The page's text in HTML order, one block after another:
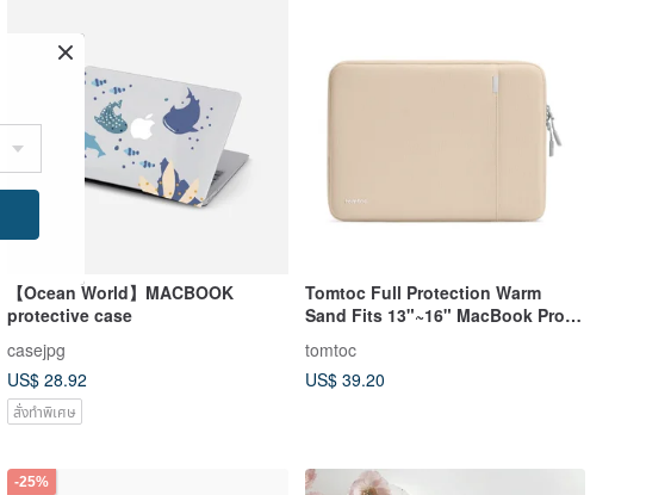
【Ocean World】MACBOOK
protective case
casejpg
US$ 28.92
สั่งทำพิเศษ
Tomtoc Full Protection Warm
Sand Fits 13"~16" MacBook Pro,
tomtoc
US$ 39.20
-25%